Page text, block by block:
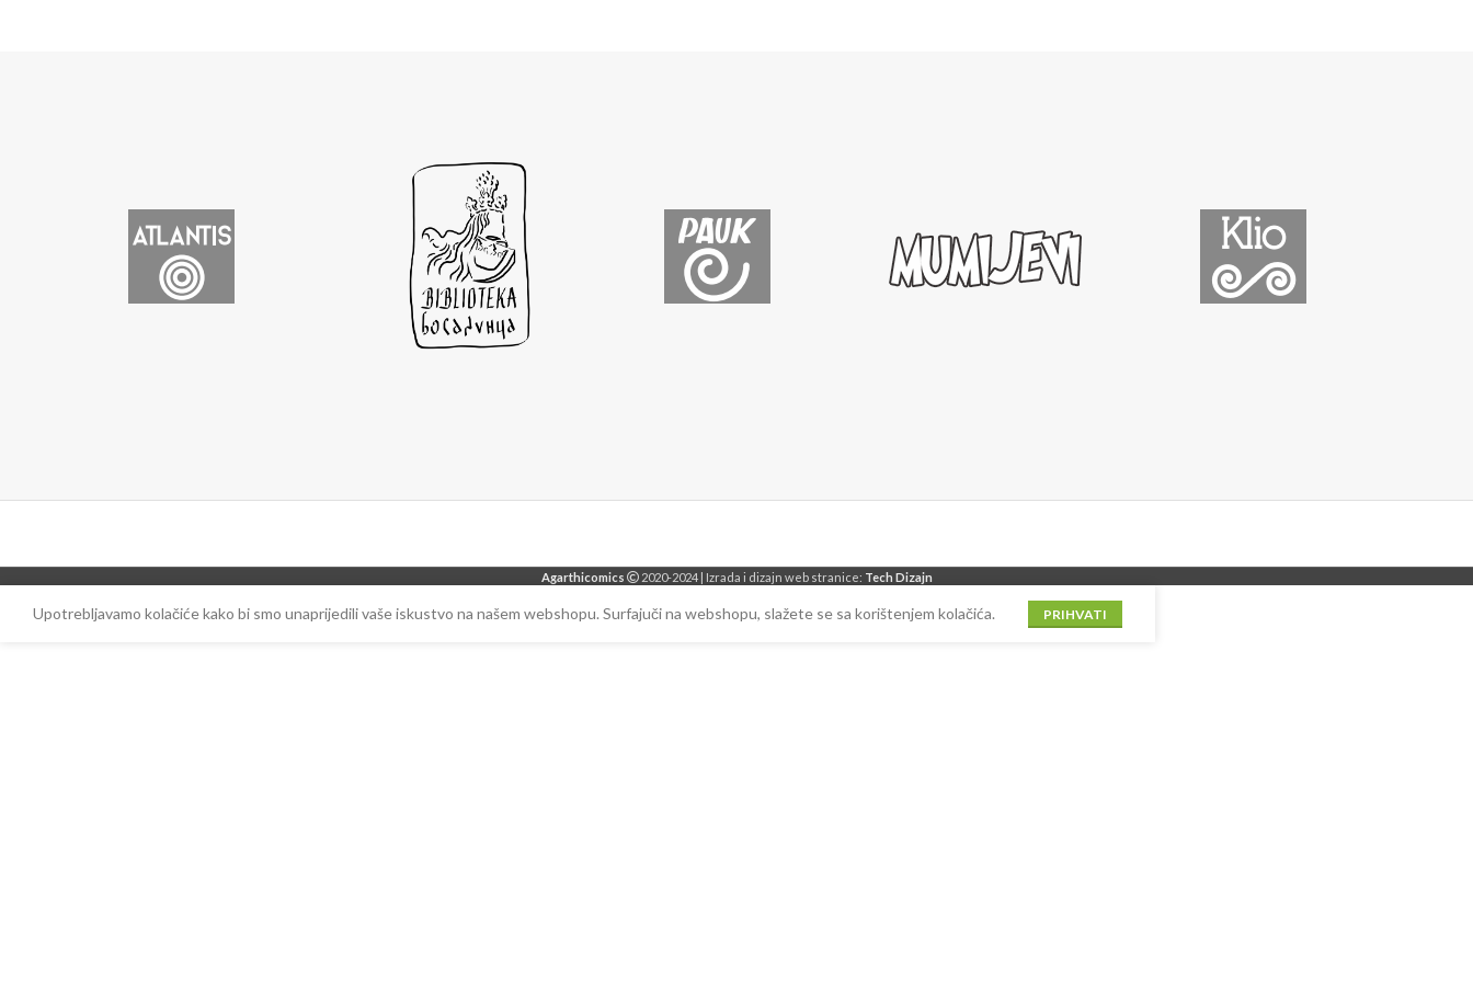
Agarthicomics 2020-2024 | Izrada i dizajn web stranice: Tech Dizajn
Upotrebljavamo kolačiće kako bi smo unaprijedili vaše iskustvo na našem webshopu. Surfajuči na webshopu, slažete se sa korištenjem kolačića. PRIHVATI